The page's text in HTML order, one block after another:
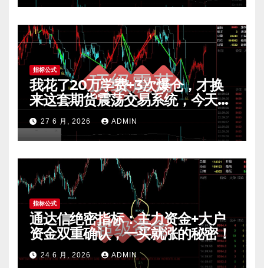
指标公式
我花了20万学费+3次爆仓，才换
来这套期货震荡交易系统，今天免
费公开核心逻辑
27 6 月, 2026 ADMIN
指标公式
通达信绝密指标：主力资金+大户
资金双重确认，一买就涨的秘密！
24 6 月, 2026 ADMIN